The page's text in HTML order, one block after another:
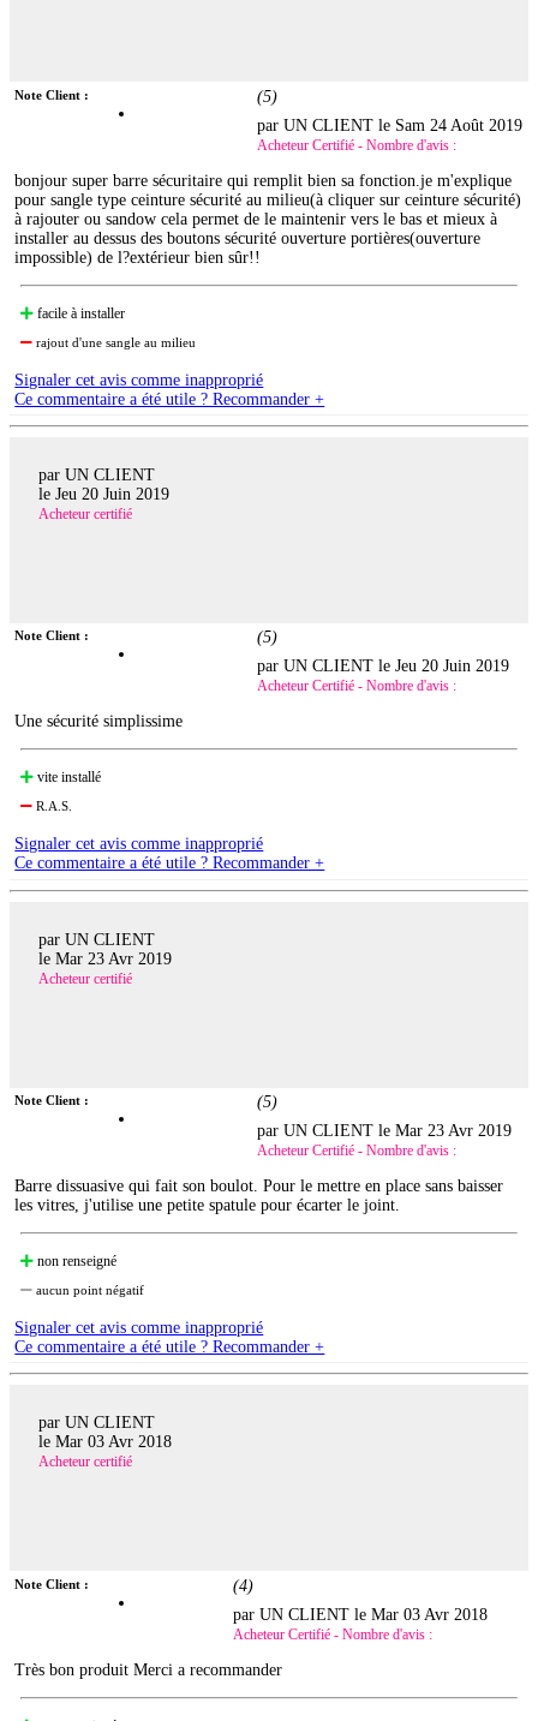
Note Client : (5)
par UN CLIENT le Sam 24 Août 2019
Acheteur Certifié - Nombre d'avis :
bonjour super barre sécuritaire qui remplit bien sa fonction.je m'explique
pour sangle type ceinture sécurité au milieu(à cliquer sur ceinture sécurité)
à rajouter ou sandow cela permet de le maintenir vers le bas et mieux à
installer au dessus des boutons sécurité ouverture portières(ouverture
impossible) de l?extérieur bien sûr!!
facile à installer
rajout d'une sangle au milieu
Signaler cet avis comme inapproprié
Ce commentaire a été utile ? Recommander +
par UN CLIENT
le Jeu 20 Juin 2019
Acheteur certifié
Note Client : (5)
par UN CLIENT leJeu 20 Juin 2019
Acheteur Certifié - Nombre d'avis :
Une sécurité simplissime
vite installé
R.A.S.
Signaler cet avis comme inapproprié
Ce commentaire a été utile ? Recommander +
par UN CLIENT
le Mar 23 Avr 2019
Acheteur certifié
Note Client : (5)
par UN CLIENT leMar 23 Avr 2019
Acheteur Certifié - Nombre d'avis :
Barre dissuasive qui fait son boulot. Pour le mettre en place sans baisser
les vitres, j'utilise une petite spatule pour écarter le joint.
non renseigné
aucun point négatif
Signaler cet avis comme inapproprié
Ce commentaire a été utile ? Recommander +
par UN CLIENT
le Mar 03 Avr 2018
Acheteur certifié
Note Client : (4)
par UN CLIENT leMar 03 Avr 2018
Acheteur Certifié - Nombre d'avis :
Très bon produit Merci a recommander